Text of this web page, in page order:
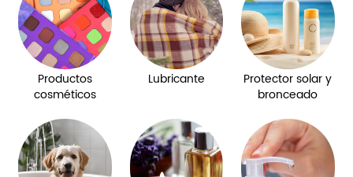
Productos
cosméticos
Lubricante
Protector solar y
bronceado